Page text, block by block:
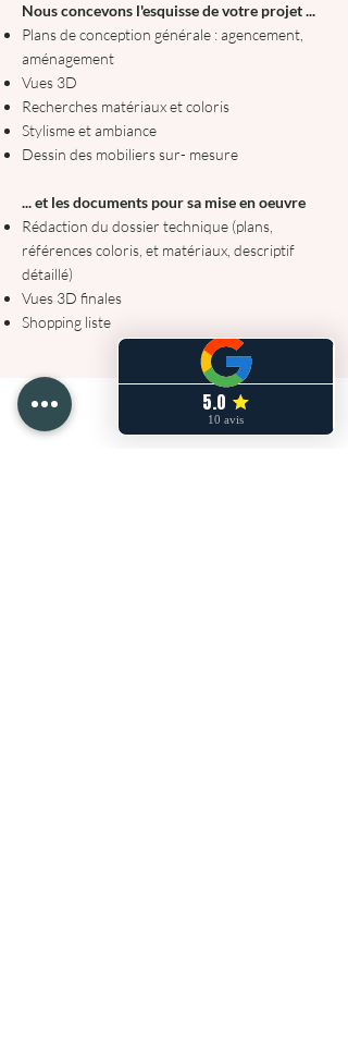
Nous concevons l'esquisse de votre projet ...
Plans de conception générale : agencement,
aménagement
Vues 3D
Recherches matériaux et coloris
Stylisme et ambiance
Dessin des mobiliers sur- mesure
​... et les documents pour sa mise en oeuvre
Rédaction du dossier technique (plans,
références coloris, et matériaux, descriptif
détaillé)
Vues 3D finales
Shopping liste